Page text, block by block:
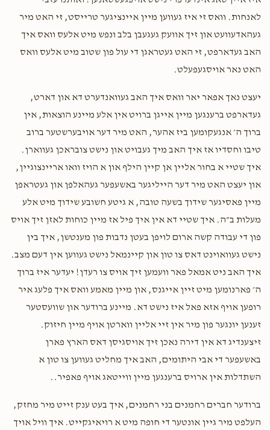
Chaim SilberYehuda prushinovsky
1 year ago $20.00
Yossi EngelbergAri prushinovsky, Yehuda prushinovsky
1 year ago $90.00
לאנחות. וואס זי איז געווען מיין איינציגער טרייסט, זי האט מיר
געהאדעוועט און זיך אוועק געגעבן בלב ונפש מיט אלעס וואס איך
האב געדארפט, זי האט געטראגן די עול פון שטוב מיט אלעס וואס
האט נאר אויסגעפעלט.
יעצט נאך אפאר יאר וואס איך האב געוואנדערט דא און דארט,
געדארפט ברענגען מיין אייגן ברויט אין אלע מיינע הוצאות, אין
ברוך ה׳ אנגעקומען ביז אהער, האט מיר דער אויבערשטער ברוב
טיבו וחסדיו אז איך האב מיך געבויט און נישט צובראכן געווארן.
איך שטיי א בחור אליין אן קיין הילף און א הויז וואו אריינצוגיין,
און יעצט האט מיר דער הייליגער באשעפער געהאלפן און געטראפן
מיין פאסיגער שידוך בשעה טובה, א גיטע חשובע שידוך מיט אלע
מעלות ב״ה. איך שטיי דא אין איך פיל אז מיין כוחות לאזן זיך אויס
פון די עבודה קשה ארום לויפן בעטן נדבות פון מענטשן, איך בין
נישט געוואוינט דאס צו טון און קיינמאל נישט געווען אין דעם מצב.
איך האב ניט אמאל פאר וועמען זיך אויס צו רעדן! יעדער איז ברוך
ה׳ פארנומען מיט זיין אייגנס, און מיין מאמע וואס איך פלעג איר
רופען אויף אזא פאל איז נישט דא. מיינע ברודער און שוועסטער
זענען יונגער פון מיר אין זיי אליין ווארטן אויף מיין חיזוק.
זיצענדיג דא אין דירה נאכן זיך אויסגיסן דאס הארץ פארן
באשעפער די אבי היתומים, האב איך מחליט געווען צו טון א
השתדלות אין ארויס ברענגען מיין ווייטאג אויף פאפיר..
ברודער חברים רחמנים בני רחמנים, איך בעט ענק זייט מיר מחזק,
העלפט מיר גיין אונטער די חופה מיט א רויאיגקייט. איך וויל אויך